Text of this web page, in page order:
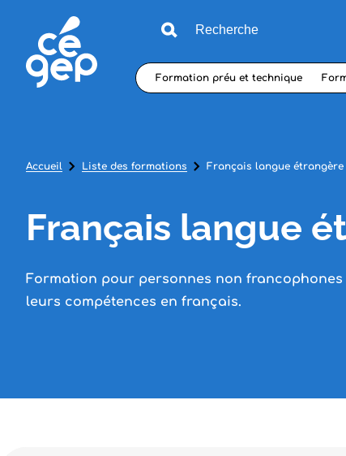
Formation préu et technique
Accueil Liste des formations Français langue étrangère
Français langue
Formation pour personnes non
leurs compétences en français.